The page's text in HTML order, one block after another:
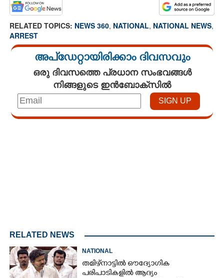
RELATED TOPICS: NEWS 360, NATIONAL, NATIONAL NEWS,
ARREST
അപ്ഡേറ്റായിരിക്കാം ദിവസവും
ഒരു ദിവസത്തെ പ്രധാന സംഭവങ്ങൾ
നിങ്ങളുടെ ഇൻബോക്സിൽ
RELATED NEWS
NATIONAL
തമിഴ്നാട്ടിൽ ഔദ്യോഗിക
പരിപാടികളിൽ ആദ്യം